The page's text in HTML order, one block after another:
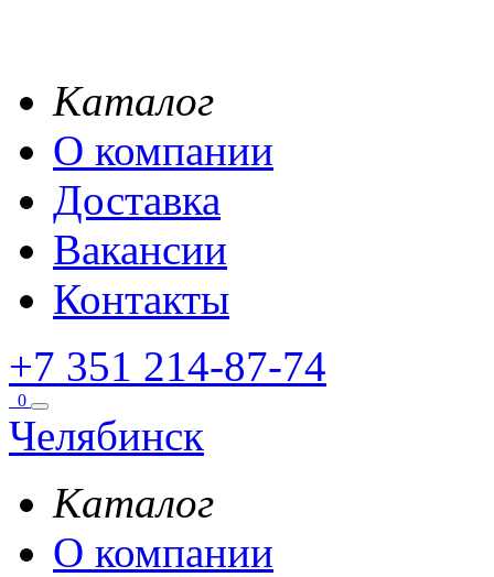
Каталог
О компании
Доставка
Вакансии
Контакты
+7 351 214-87-74
0
Челябинск
Каталог
О компании